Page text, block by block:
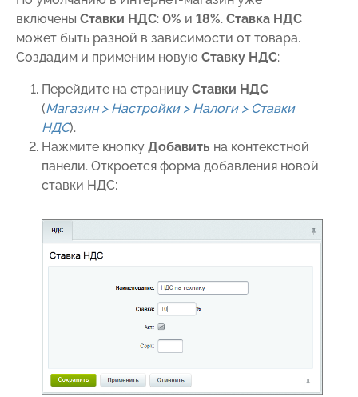
включены Ставки НДС: 0% и 18%. Ставка НДС
может быть разной в зависимости от товара.
Создадим и применим новую Ставку НДС:
Перейдите на страницу Ставки НДС
(Магазин > Настройки > Налоги > Ставки
НДС).
Нажмите кнопку Добавить на контекстной
панели. Откроется форма добавления новой
ставки НДС: